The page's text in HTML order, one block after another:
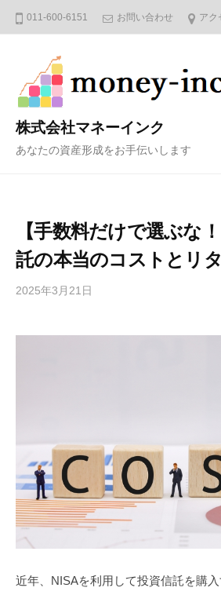
011-600-6151 お問い合わせ アク
株式会社マネーインク
あなたの資産形成をお手伝いします
【手数料だけで選ぶな
託の本当のコストとリ
2025年3月21日
近年、NISAを利用して投資信託を購